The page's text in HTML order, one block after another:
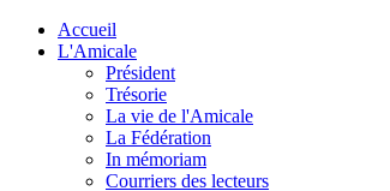
Accueil
L'Amicale
Président
Trésorie
La vie de l'Amicale
La Fédération
In mémoriam
Courriers des lecteurs